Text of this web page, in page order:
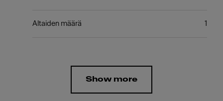
Altaiden määrä 1
Show more